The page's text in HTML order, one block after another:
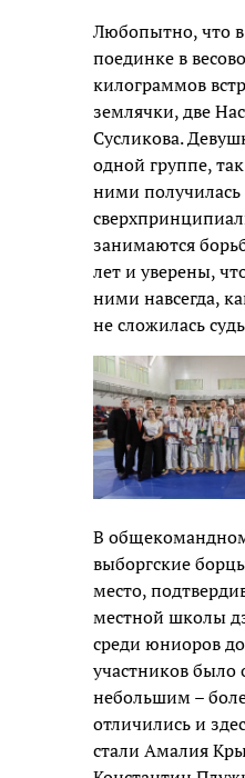
Любопытно, что
поединке в
килограммов
землячки, две
Сусликова.
одной группе,
ними получилась
занимаются
лет и уверены,
ними навсегда,
не сложилась
В
выборгские
место,
местной школы
среди юниоров
участников было
небольшим –
отличились и
стали Амалия